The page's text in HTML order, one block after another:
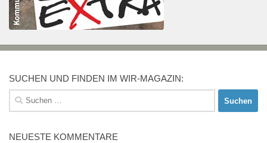
SUCHEN UND FINDEN IM WIR-MAGAZIN:
Suchen
nach:
NEUESTE KOMMENTARE